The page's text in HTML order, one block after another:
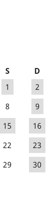
S
D
1
2
8
9
15
16
22
23
29
30